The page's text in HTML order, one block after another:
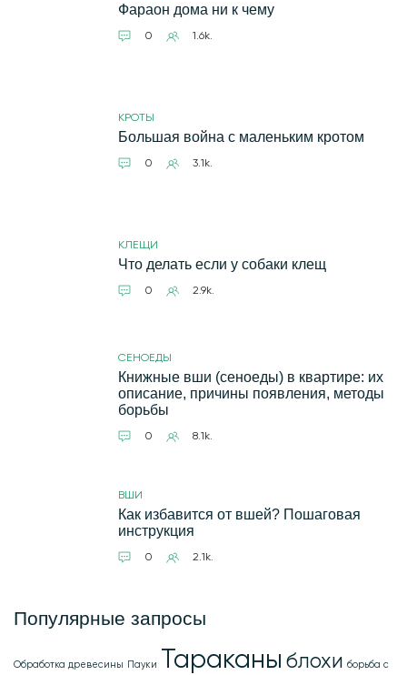
Фараон дома ни к чему
0 1.6k.
КРОТЫ
Большая война с маленьким кротом
0 3.1k.
КЛЕЩИ
Что делать если у собаки клещ
0 2.9k.
СЕНОЕДЫ
Книжные вши (сеноеды) в квартире: их
описание, причины появления, методы
борьбы
0 8.1k.
ВШИ
Как избавится от вшей? Пошаговая
инструкция
0 2.1k.
Популярные запросы
Обработка древесины Пауки Тараканы блохи борьба с